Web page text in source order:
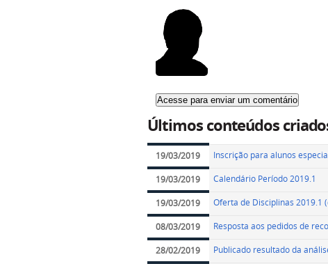
Últimos conteúdos
19/03/2019 Inscrição para alunos
19/03/2019 Calendário Período 2019.1
19/03/2019 Oferta de Disciplinas 2019.1
08/03/2019 Resposta aos pedidos de
28/02/2019 Publicado resultado da